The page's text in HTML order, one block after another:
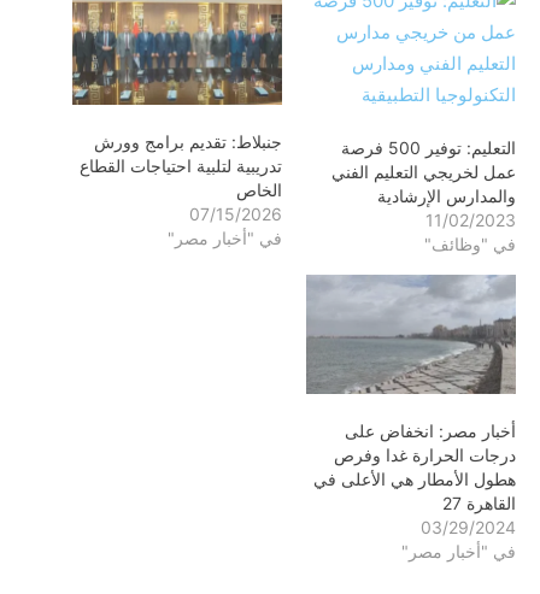
التعليم: توفير 500 فرصة
عمل لخريجي التعليم الفني
والمدارس الإرشادية
11/02/2023
في "وظائف"
جنبلاط: تقديم برامج وورش
تدريبية لتلبية احتياجات القطاع
الخاص
07/15/2026
في "أخبار مصر"
أخبار مصر: انخفاض على
درجات الحرارة غدا وفرص
هطول الأمطار هي الأعلى في
القاهرة 27
03/29/2024
في "أخبار مصر"